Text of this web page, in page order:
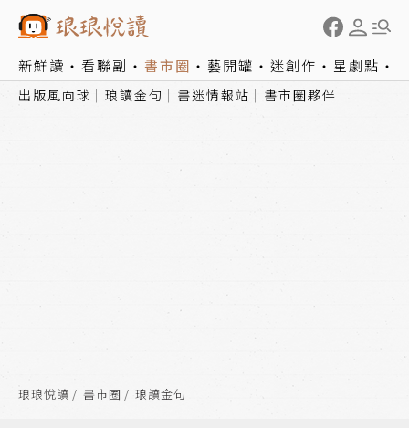
新鮮讀 看聯副 書市圈 藝開罐 迷創作 星劇點
出版風向球 琅讀金句 書迷情報站 書市圈夥伴
琅琅悅讀 書市圈 琅讀金句